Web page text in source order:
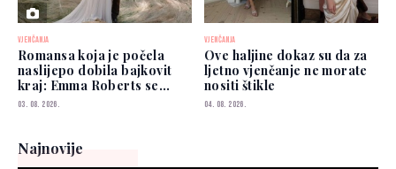
VJENČANJA
Romansa koja je počela
naslijepo dobila bajkovit
kraj: Emma Roberts se
udala
03. 08. 2026.
VJENČANJA
Ove haljine dokaz su da za
ljetno vjenčanje ne morate
nositi štikle
04. 08. 2026.
Najnovije